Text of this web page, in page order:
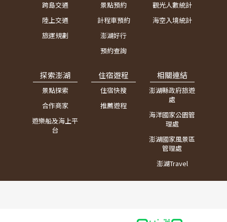
跨島交通
陸上交通
旅運規劃
景點預約
計程車預約
澎湖好行
預約查詢
觀光人數統計
海空入境統計
探索澎湖
景點探索
合作商家
遊樂船及海上平
台
住宿遊程
住宿快搜
推薦遊程
相關連結
澎湖縣政府旅遊
處
海洋國家公園管
理處
澎湖國家風景區
管理處
澎湖Travel